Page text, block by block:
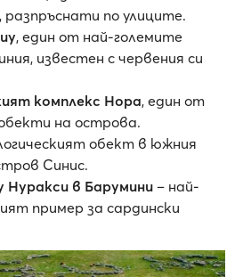
разпръснати по улиците.
, един от най-големите
известен с червения си
комплекс Нора, един от
на острова.
обект в южния
Синис.
Нуракси в Барумини– най-
пример за сардински